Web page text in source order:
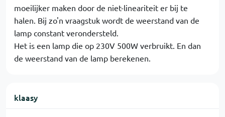
moeilijker maken door de niet-lineariteit er bij te
halen. Bij zo'n vraagstuk wordt de weerstand van de
lamp constant verondersteld.
Het is een lamp die op 230V 500W verbruikt. En dan
de weerstand van de lamp berekenen.
klaasy